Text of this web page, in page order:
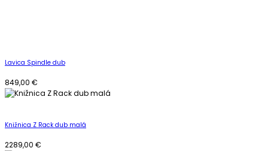
Lavica Spindle dub
849,00 €
Knižnica Z Rack dub malá
2289,00 €